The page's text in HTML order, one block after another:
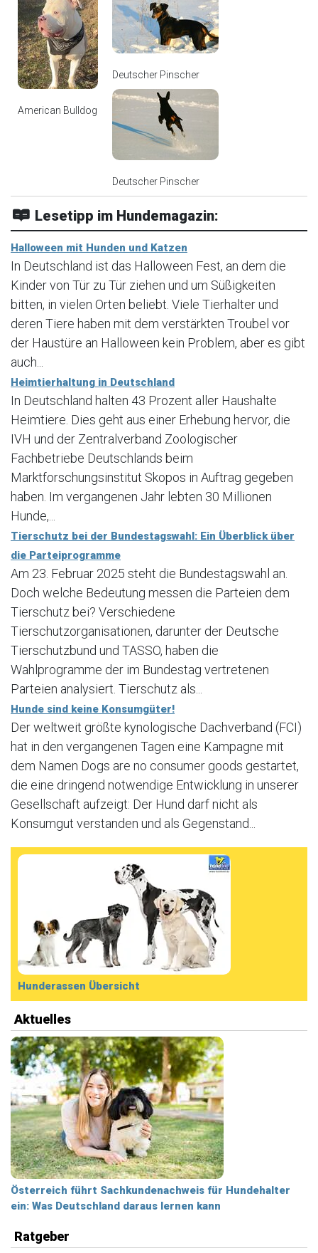
American Bulldog
Deutscher Pinscher
Deutscher Pinscher
Lesetipp im Hundemagazin:
Halloween mit Hunden und Katzen
In Deutschland ist das Halloween Fest, an dem die
Kinder von Tür zu Tür ziehen und um Süßigkeiten
bitten, in vielen Orten beliebt. Viele Tierhalter und
deren Tiere haben mit dem verstärkten Troubel vor
der Haustüre an Halloween kein Problem, aber es gibt
auch...
Heimtierhaltung in Deutschland
In Deutschland halten 43 Prozent aller Haushalte
Heimtiere. Dies geht aus einer Erhebung hervor, die
IVH und der Zentralverband Zoologischer
Fachbetriebe Deutschlands beim
Marktforschungsinstitut Skopos in Auftrag gegeben
haben. Im vergangenen Jahr lebten 30 Millionen
Hunde,...
Tierschutz bei der Bundestagswahl: Ein Überblick über
die Parteiprogramme
Am 23. Februar 2025 steht die Bundestagswahl an.
Doch welche Bedeutung messen die Parteien dem
Tierschutz bei? Verschiedene
Tierschutzorganisationen, darunter der Deutsche
Tierschutzbund und TASSO, haben die
Wahlprogramme der im Bundestag vertretenen
Parteien analysiert. Tierschutz als...
Hunde sind keine Konsumgüter!
Der weltweit größte kynologische Dachverband (FCI)
hat in den vergangenen Tagen eine Kampagne mit
dem Namen Dogs are no consumer goods gestartet,
die eine dringend notwendige Entwicklung in unserer
Gesellschaft aufzeigt: Der Hund darf nicht als
Konsumgut verstanden und als Gegenstand...
Hunderassen Übersicht
Aktuelles
Österreich führt Sachkundenachweis für Hundehalter
ein: Was Deutschland daraus lernen kann
Ratgeber